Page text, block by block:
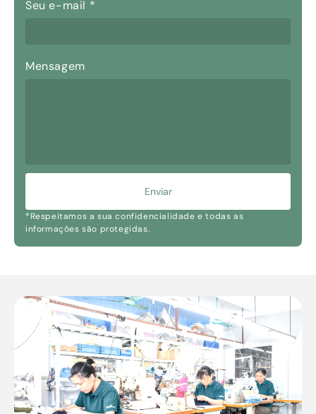
Seu e-mail *
Mensagem
Enviar
*Respeitamos a sua confidencialidade e todas as
informações são protegidas.